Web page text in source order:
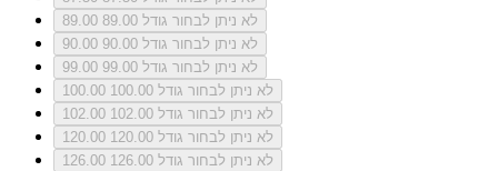
89.00
לא ניתן לבחור גודל 89.00
90.00
לא ניתן לבחור גודל 90.00
99.00
לא ניתן לבחור גודל 99.00
100.00
לא ניתן לבחור גודל 100.00
102.00
לא ניתן לבחור גודל 102.00
120.00
לא ניתן לבחור גודל 120.00
126.00
לא ניתן לבחור גודל 126.00